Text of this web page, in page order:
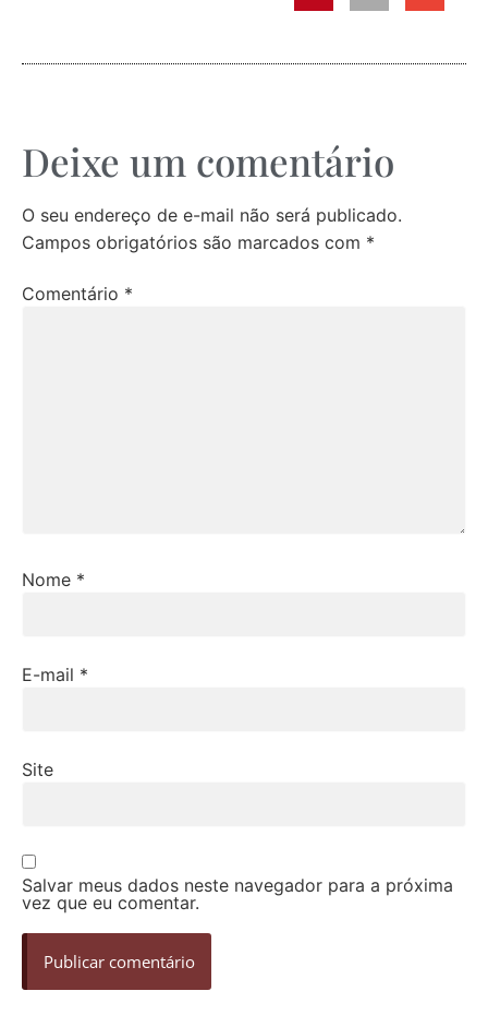
Deixe um comentário
O seu endereço de e-mail não será publicado.
Campos obrigatórios são marcados com *
Comentário *
Nome *
E-mail *
Site
Salvar meus dados neste navegador para a próxima
vez que eu comentar.